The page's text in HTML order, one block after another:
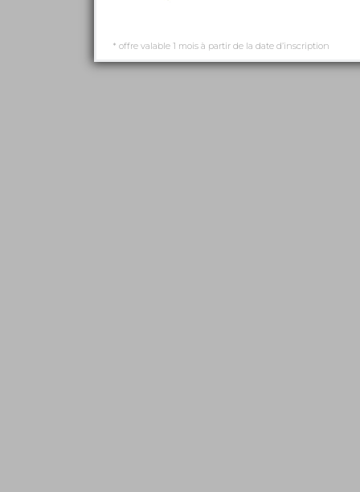
* offre valable 1 mois à partir de la date d’inscription